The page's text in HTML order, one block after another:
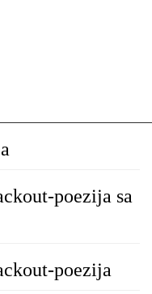
poezija sa
poezija